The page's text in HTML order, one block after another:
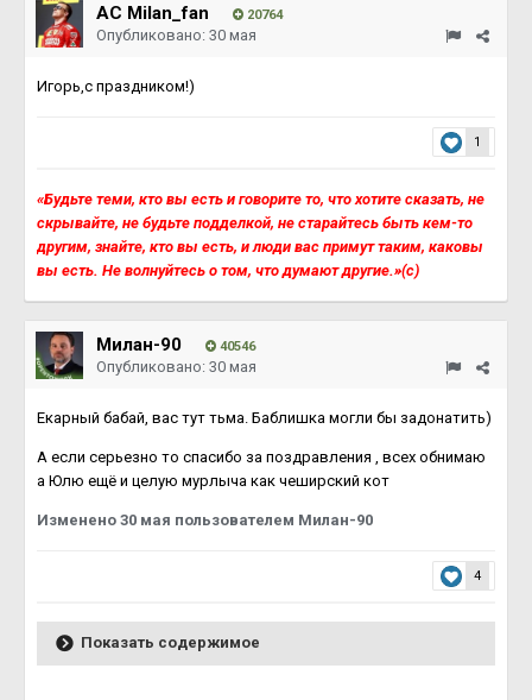
AC Milan_fan 20764
Опубликовано: 30 мая
Игорь,с праздником!)
1
«Будьте теми, кто вы есть и говорите то, что хотите сказать, не
скрывайте, не будьте подделкой, не старайтесь быть кем-то
другим, знайте, кто вы есть, и люди вас примут таким, каковы
вы есть. Не волнуйтесь о том, что думают другие.»(с)
Милан-90 40546
Опубликовано: 30 мая
Екарный бабай, вас тут тьма. Баблишка могли бы задонатить)
А если серьезно то спасибо за поздравления , всех обнимаю
а Юлю ещё и целую мурлыча как чеширский кот
Изменено 30 мая пользователем Милан-90
4
Показать содержимое